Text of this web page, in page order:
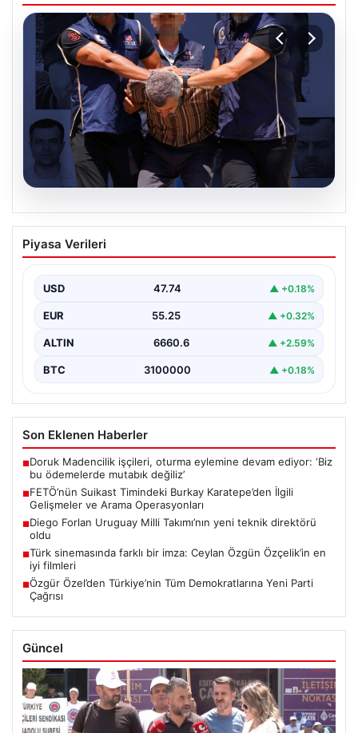
07.08.2026
FETÖ’nün Suikast Timindeki Burkay
Karatepe’den İlgili Gelişmeler ve Arama
15 Temmuz darbe girişimi sırasında Cumhurbaşkanı
planında yer…
Piyasa Verileri
USD 47.74 ▲ +0.18%
EUR 55.25 ▲ +0.32%
ALTIN 6660.6 ▲ +2.59%
BTC 3100000 ▲ +0.18%
Son Eklenen Haberler
■Doruk Madencilik işçileri, oturma eylemine devam ediyor: ‘Biz
bu ödemelerde mutabık değiliz’
■FETÖ’nün Suikast Timindeki Burkay Karatepe’den İlgili
Gelişmeler ve Arama Operasyonları
■Diego Forlan Uruguay Milli Takımı’nın yeni teknik direktörü
oldu
■Türk sinemasında farklı bir imza: Ceylan Özgün Özçelik’in en
iyi filmleri
■Özgür Özel’den Türkiye’nin Tüm Demokratlarına Yeni Parti
Çağrısı
Güncel